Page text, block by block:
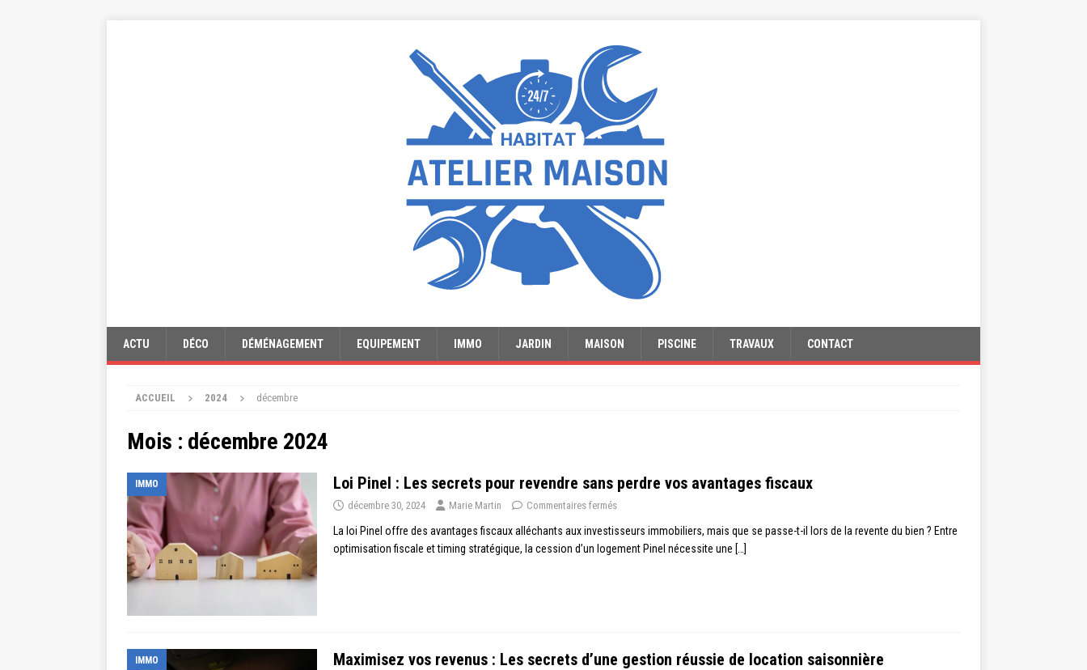
ACTU DÉCO DÉMÉNAGEMENT EQUIPEMENT IMMO JARDIN MAISON PISCINE TRAVAUX CONTACT
ACCUEIL 2024 décembre
Mois : décembre 2024
IMMO Loi Pinel : Les secrets pour revendre sans perdre vos avantages fiscaux
décembre 30, 2024 Marie Martin Commentaires fermés
La loi Pinel offre des avantages fiscaux alléchants aux investisseurs immobiliers, mais que se passe-t-il lors de la revente du bien ? Entre
optimisation fiscale et timing stratégique, la cession d’un logement Pinel nécessite une […]
IMMO Maximisez vos revenus : Les secrets d’une gestion réussie de location saisonnière